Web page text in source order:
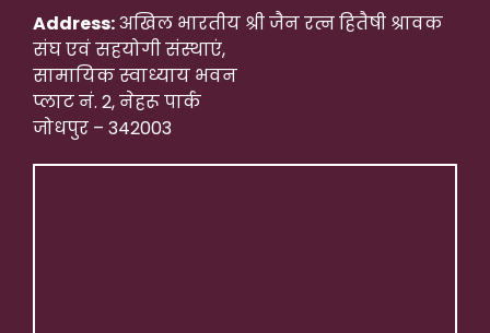
Address:अखिल भारतीय श्री जैन रत्न हितैषी श्रावक
संघ एवं सहयोगी संस्थाएं,
सामायिक स्वाध्याय भवन
प्लाट नं. 2, नेहरू पार्क
जोधपुर – 342003